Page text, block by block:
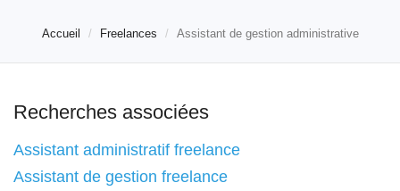
Accueil Freelances Assistant de gestion administrative
Recherches associées
Assistant administratif freelance
Assistant de gestion freelance